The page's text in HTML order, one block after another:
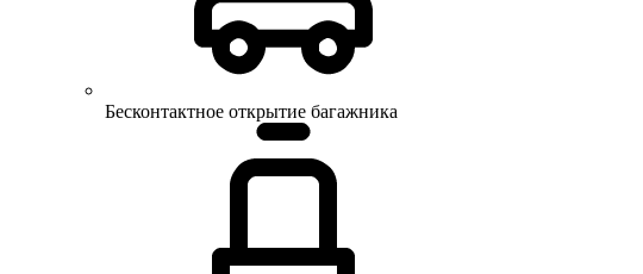
Бесконтактное открытие багажника